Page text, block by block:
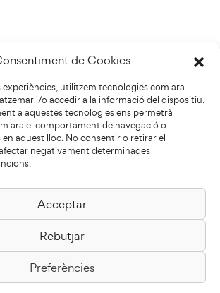
de Cookies
experiències, utilitzem tecnologies com ara
i/o accedir a la informació del dispositiu.
a aquestes tecnologies ens permetrà
ara el comportament de navegació o
aquest lloc. No consentir o retirar el
negativament determinades
Acceptar
Rebutjar
Preferències
Bayés
1